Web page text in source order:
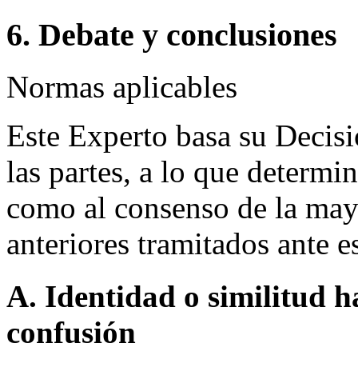
6. Debate y conclusiones
Normas aplicables
Este Experto basa su
las partes, a lo que
como al consenso de la
anteriores tramitados ante
A. Identidad o similitud
confusión